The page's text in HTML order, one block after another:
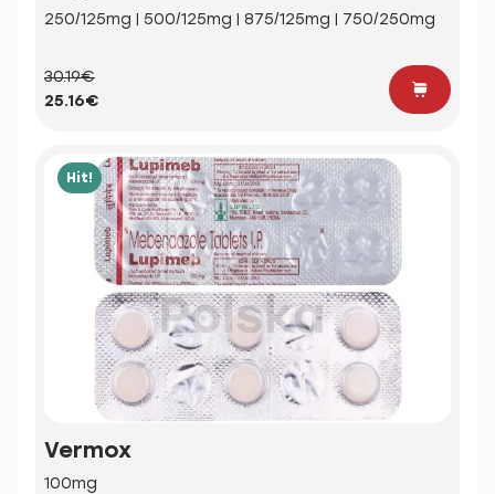
250/125mg | 500/125mg | 875/125mg | 750/250mg
30.19€
25.16€
Hit!
Vermox
100mg